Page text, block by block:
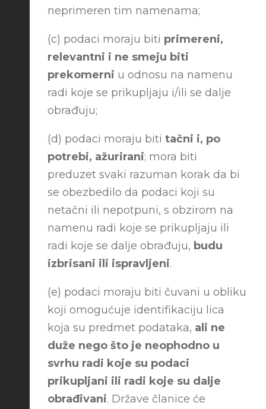
neprimeren tim namenama;
(c) podaci moraju biti primereni,
relevantni i ne smeju biti
prekomerni u odnosu na namenu
radi koje se prikupljaju i/ili se dalje
obrađuju;
(d) podaci moraju biti tačni i, po
potrebi, ažurirani; mora biti
preduzet svaki razuman korak da bi
se obezbedilo da podaci koji su
netačni ili nepotpuni, s obzirom na
namenu radi koje se prikupljaju ili
radi koje se dalje obrađuju, budu
izbrisani ili ispravljeni.
(e) podaci moraju biti čuvani u obliku
koji omogućuje identifikaciju lica
koja su predmet podataka, ali ne
duže nego što je neophodno u
svrhu radi koje su podaci
prikupljani ili radi koje su dalje
obrađivani. Države članice će